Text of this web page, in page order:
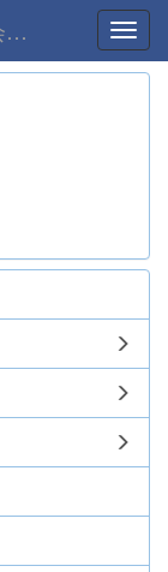
埼玉県 大里郡 寄居町教育委員会-home